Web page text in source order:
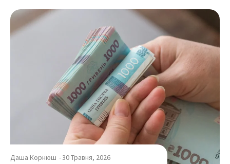
Даша Корнюш -30 Травня, 2026